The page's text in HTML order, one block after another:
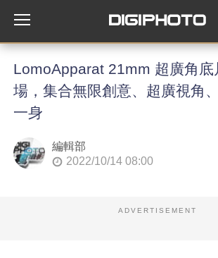
LomoApparat 21mm 超廣角底
場，集合無限創意、超廣視角
一身
編輯部
2022/10/14 08:00
ADVERTISEMENT